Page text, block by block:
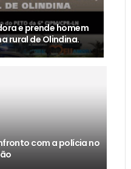
e prende homem
rural de Olindina.
com a polícia no